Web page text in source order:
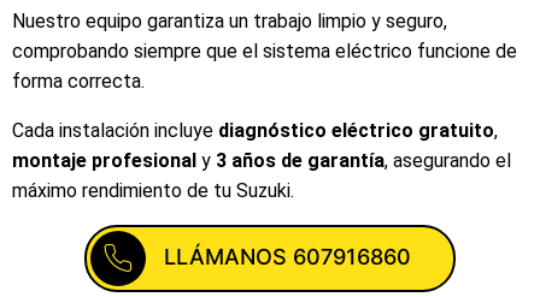
Nuestro equipo garantiza un trabajo limpio y seguro,
comprobando siempre que el sistema eléctrico funcione de
forma correcta.
Cada instalación incluye diagnóstico eléctrico gratuito,
montaje profesional y 3 años de garantía, asegurando el
máximo rendimiento de tu Suzuki.
LLÁMANOS 607916860